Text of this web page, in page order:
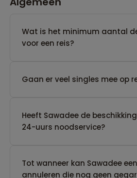
Wat is het minimum aantal
voor een reis?
Gaan er veel singles mee op
Heeft Sawadee de
24-uurs noodservice?
Tot wanneer kan Sawadee
annuleren die nog geen